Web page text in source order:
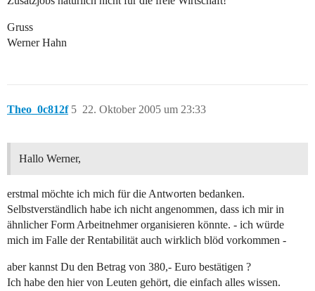
Gruss
Werner Hahn
Theo_0c812f 22. Oktober 2005 um 23:33
5
Hallo Werner,
erstmal möchte ich mich für die Antworten bedanken.
Selbstverständlich habe ich nicht angenommen, dass ich mir in
ähnlicher Form Arbeitnehmer organisieren könnte. - ich würde
mich im Falle der Rentabilität auch wirklich blöd vorkommen -
aber kannst Du den Betrag von 380,- Euro bestätigen ?
Ich habe den hier von Leuten gehört, die einfach alles wissen.